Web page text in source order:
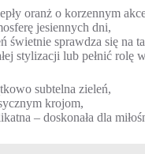
oranż o korzennym
jesiennych dni,
świetnie sprawdza się na
stylizacji lub pełnić rolę
subtelna zieleń,
krojom,
– doskonała dla